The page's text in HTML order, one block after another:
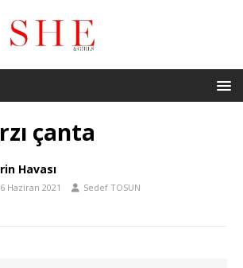
çanta
Havası
Haziran 2021 Sedef TOSUN